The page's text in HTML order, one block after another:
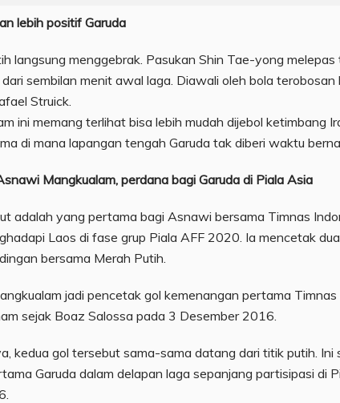
lebih positif Garuda
langsung menggebrak. Pasukan Shin Tae-yong melepas
sembilan menit awal laga. Diawali oleh bola terobosan
Struick.
ini memang terlihat bisa lebih mudah dijebol ketimbang
di mana lapangan tengah Garuda tak diberi waktu
Mangkualam, perdana bagi Garuda di Piala Asia
adalah yang pertama bagi Asnawi bersama Timnas
Laos di fase grup Piala AFF 2020. Ia mencetak
bersama Merah Putih.
jadi pencetak gol kemenangan pertama Timnas
sejak Boaz Salossa pada 3 Desember 2016.
kedua gol tersebut sama-sama datang dari titik putih. Ini
Garuda dalam delapan laga sepanjang partisipasi di